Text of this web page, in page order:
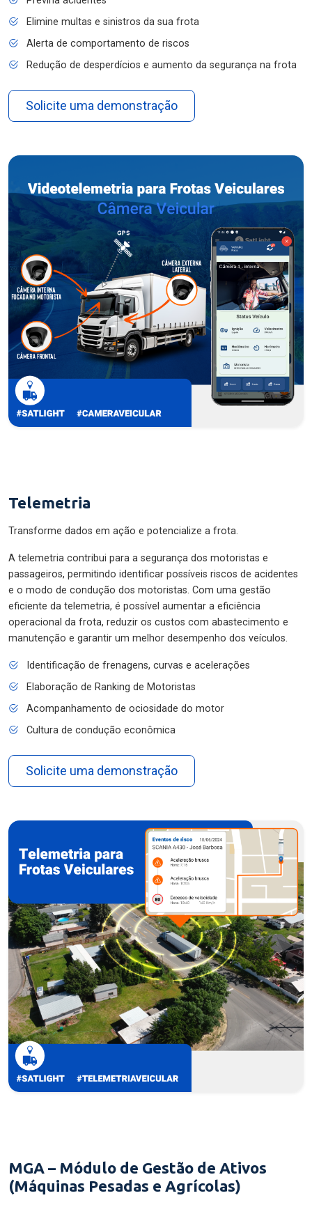
Elimine multas e sinistros da sua frota
Alerta de comportamento de riscos
Redução de desperdícios e aumento da segurança na frota
Solicite uma demonstração
Telemetria
Transforme dados em ação e potencialize a frota.
A telemetria contribui para a segurança dos motoristas e
passageiros, permitindo identificar possíveis riscos de acidentes
e o modo de condução dos motoristas. Com uma gestão
eficiente da telemetria, é possível aumentar a eficiência
operacional da frota, reduzir os custos com abastecimento e
manutenção e garantir um melhor desempenho dos veículos.
Identificação de frenagens, curvas e acelerações
Elaboração de Ranking de Motoristas
Acompanhamento de ociosidade do motor
Cultura de condução econômica
Solicite uma demonstração
MGA – Módulo de Gestão de Ativos
(Máquinas Pesadas e Agrícolas)